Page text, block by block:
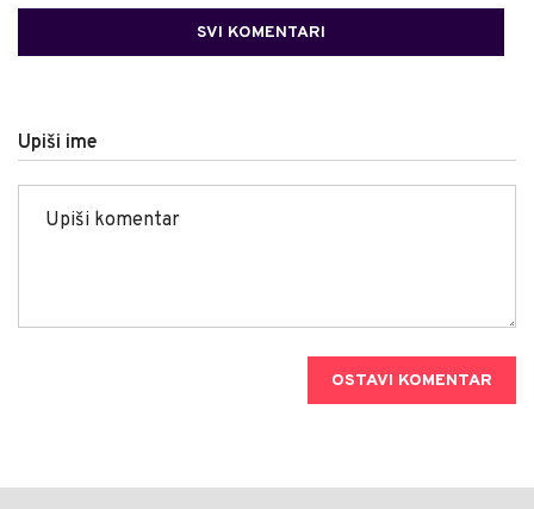
SVI KOMENTARI
Upiši ime
OSTAVI KOMENTAR